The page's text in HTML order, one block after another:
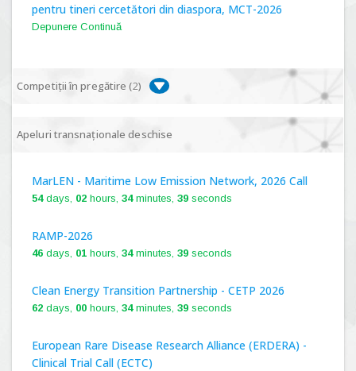
pentru tineri cercetători din diaspora, MCT-2026
Depunere Continuă
Competiții în pregătire (2)
PNCDI IV, P 5.1 - Proiecte Complexe de Cercetare de
PNCDI IV, SP 5.6.1 - Provocări - Schimbare, PPS2024
Apeluri transnaționale deschise
MarLEN - Maritime Low Emission Network, 2026 Call
54days, 02 hours, 34minutes, 38 seconds
RAMP-2026
46 days, 01 hours, 34minutes, 38 seconds
Clean Energy Transition Partnership - CETP 2026
62 days, 00 hours, 34minutes, 38 seconds
European Rare Disease Research Alliance (ERDERA) -
Clinical Trial Call (ECTC)